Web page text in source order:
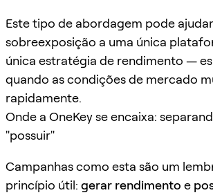
Este tipo de abordagem pode
sobreexposição a uma única
única estratégia de rendimento —
quando as condições de mercado
rapidamente.
Onde a OneKey se encaixa:
"possuir"
Campanhas como esta são um
princípio útil: gerar rendimento e